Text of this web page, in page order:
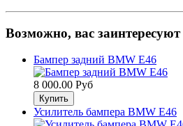
Возможно, вас
Бампер задний BMW E46
8 000.00 Руб
Усилитель бампера BMW E46